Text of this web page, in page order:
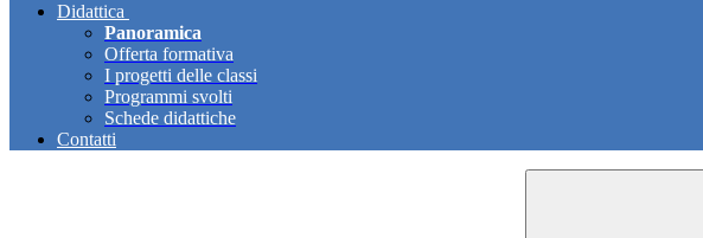
Didattica
Panoramica
Offerta formativa
I progetti delle classi
Programmi svolti
Schede didattiche
Contatti